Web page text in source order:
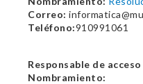
Correo:
Teléfono:910991061
Responsable de
Nombramiento: